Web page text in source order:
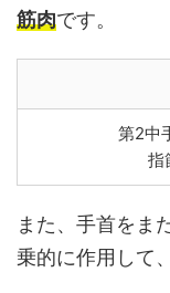
筋肉です。
第2中
指
また、手首をま
乗的に作用して